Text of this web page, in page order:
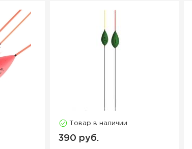
Товар в наличии
390 руб.